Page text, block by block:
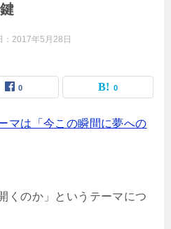
2017年5月28日
0 0
マは「今この瞬間に夢への
くのか」というテーマにつ